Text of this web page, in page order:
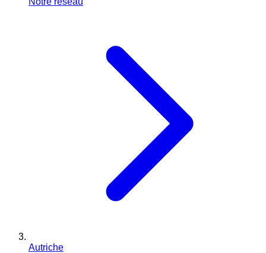
Autriche